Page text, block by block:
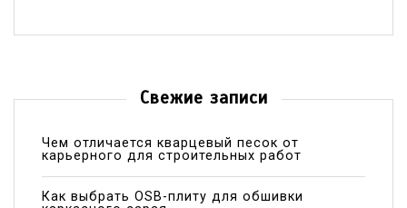
Свежие записи
Чем отличается кварцевый песок от
карьерного для строительных работ
Как выбрать OSB-плиту для обшивки